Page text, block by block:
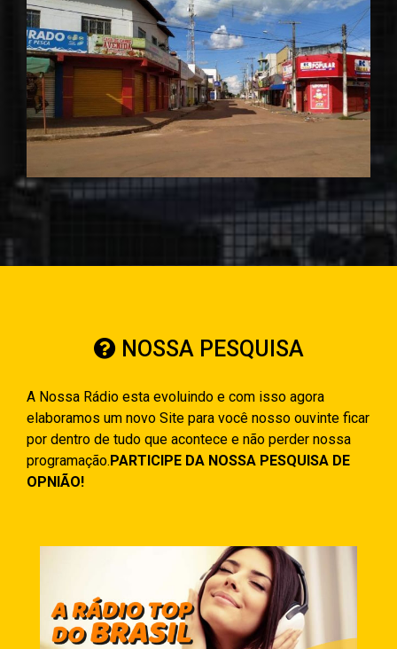
NOSSA PESQUISA
A Nossa Rádio esta evoluindo e com isso agora
elaboramos um novo Site para você nosso ouvinte ficar
por dentro de tudo que acontece e não perder nossa
programação.PARTICIPE DA NOSSA PESQUISA DE
OPNIÃO!